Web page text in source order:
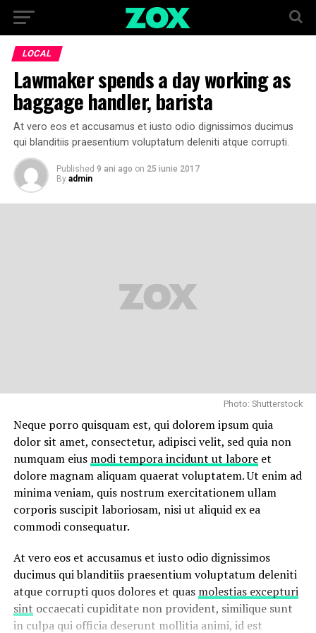
LOCAL
Lawmaker spends a day working as
baggage handler, barista
At vero eos et accusamus et iusto odio dignissimos ducimus
qui blanditiis praesentium voluptatum deleniti atque corrupti.
Published 9 ani ago on 25 iunie 2017
By admin
Photo: Shutterstock
Neque porro quisquam est, qui dolorem ipsum quia
dolor sit amet, consectetur, adipisci velit, sed quia non
numquam eius modi tempora incidunt ut laboreet
dolore magnam aliquam quaerat voluptatem. Ut enim ad
minima veniam, quis nostrum exercitationem ullam
corporis suscipit laboriosam, nisi ut aliquid ex ea
commodi consequatur.
At vero eos et accusamus et iusto odio dignissimos
ducimus qui blanditiis praesentium voluptatum deleniti
atque corrupti quos dolores et quas molestias excepturi
sint occaecati cupiditate non provident, similique sunt
in culpa qui officia deserunt mollitia animi, id est